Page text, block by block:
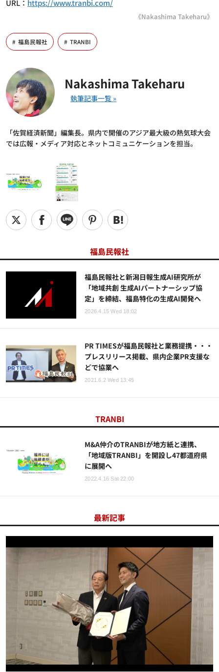
URL： https://www.tranbi.com/
《Nakashima Takeharu》
福島民報社 TRANBI
Nakashima Takeharu
「佐賀経済新聞」編集長。県内で開催のアジア最大級の熱気球大会
では広報・メディア対応とネットコミュニケーションを担当。
福島民報社
福島民報社と新潟日報生成AI研究所が
「地域共創 生成AIパートナーシップ協
定」を締結、福島特化の生成AI開発へ
2026.4.15 Wed 18:02
PR TIMESが福島民報社と業務提携・・・
プレスリリース掲載、県内企業PR支援な
どで協業へ
2021.6.2 Wed 13:45
TRANBI
M&A仲介のTRANBIが地方紙と連携、
「地域版TRANBI」を開設し47都道府県
に展開へ
2022.4.16 Sat 22:00
最新記事